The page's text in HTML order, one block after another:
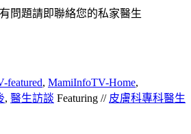
問題請即聯絡您的私家醫生
featured, MamiInfoTV-Home,
, 醫生訪談 Featuring // 皮膚科專科醫生